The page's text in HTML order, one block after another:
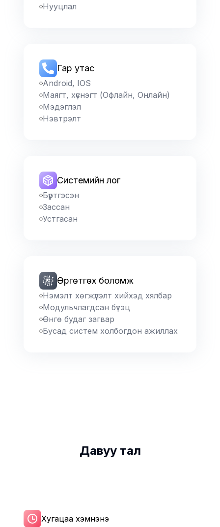
Нууцлал
Гар утас
Android, IOS
Маягт, хүснэгт (Офлайн, Онлайн)
Мэдэглэл
Нэвтрэлт
Системийн лог
Бүртгэсэн
Зассан
Устгасан
Өргөтгөх боломж
Нэмэлт хөгжүүлэлт хийхэд хялбар
Модульчлагдсан бүтэц
Өнгө будаг загвар
Бусад систем холбогдон ажиллах
Давуу тал
Хугацаа хэмнэнэ